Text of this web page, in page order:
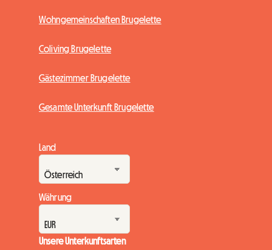
Wohngemeinschaften Brugelette
Coliving Brugelette
Gästezimmer Brugelette
Gesamte Unterkunft Brugelette
Land
Währung
Unsere Unterkunftsarten